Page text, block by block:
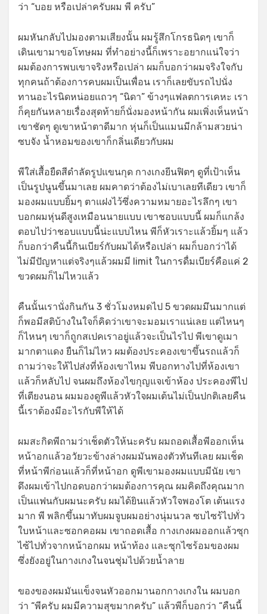
ว่า “บอย หรือเปล่าครับผม พี ครับ”
ผมหันกลับไปมองตามเสียงนั้น ผมรู้สึกโกรธนิดๆ เขาก็
เดินเขามาขอโทษผม ที่ทำอย่างนี้ก็เพราะอยากแน่ใจว่า
ผมต้องการพบเขาจริงหรือเปล่า ผมก็บอกว่าผมจริงใจกับ
ทุกคนถ้าต้องการคบผมเป็นเพื่อน เราก็เลยขับรถไปนั่ง
ทานอะไรนิดหน่อยแถวๆ “นิดา” ข้างๆแฟลตการเคหะ เรา
ก็คุยกันหลายเรื่องสุดท้ายก็นั่งมองหน้ากัน ผมเพิ่งเห็นหน้า
เขาชัดๆ ดูเขาหน้าตาดีมาก หุ่นก็เป็นแมนมีกล้ามสวยน่า
ซบจัง น้ำหอมของเขาก็กลิ่นเดียวกับผม
พีใส่เสื้อยืดสีดำลัดรูปแขนกุด กางเกงยีนฟิตๆ ดูที่เป้าเห็น
เป็นรูปนูนขึ้นมาเลย ผมคาดว่าต้องไม่เบาเลยทีเดียว เขาก็
มองผมแบบยิ้มๆ ตาแฝงไว้ซึ่งความหมายอะไรลึกๆ เขา
บอกผมหุ่นดีสูงเหมือนนายแบบ เขาชอบแบบนี้ ผมก็แกล้ง
ตอบไปว่าชอบแบบนี้น่ะแบบไหน พีก็หัวเราะแล้วยิ้มๆ แล้ว
ก็บอกว่าคืนนี้กินเบียร์กับผมได้หรือเปล่า ผมก็บอกว่าได้
ไม่มีปัญหาแต่จริงๆแล้วผมมี limit ในการดื่มเบียร์คือแค่ 2
ขวดผมก็ไม่ไหวแล้ว
คืนนั้นเรานั่งกินกัน 3 ชั่วโมงหมดไป 5 ขวดผมมึนมากแต่
ก็พอมีสติบ้างในใจก็คิดว่าเขาจะมอมเราแน่เลย แต่ไหนๆ
ก็ไหนๆ เขาก็ถูกสเปคเราอยู่แล้วจะเป็นไรไป พีเขาดูเมา
มากตาแดง ยืนก็ไม่ไหว ผมต้องประคองเขาขึ้นรถแล้วก็
ถามว่าจะให้ไปส่งที่ห้องเขาไหม พีบอกทางไปที่ห้องเขา
แล้วก็หลับไป จนผมถึงห้องไขกุญแจเข้าห้อง ประคองพีไป
ที่เตียงนอน ผมมองดูพีแล้วหัวใจผมเต้นไม่เป็นปกติเลยคืน
นี้เราต้องมีอะไรกับพีให้ได้
ผมสะกิดพีถามว่าเช็ดตัวให้นะครับ ผมถอดเสื้อพีออกเห็น
หน้าอกแล้วอวัยวะข้างล่างผมมันพองตัวทันทีเลย ผมเช็ด
ที่หน้าพีก่อนแล้วก็ที่หน้าอก ดูพีเขามองผมแบบมีนัย เขา
ดึงผมเข้าไปกอดบอกว่าผมต้องการคุณ ผมคิดถึงคุณมาก
เป็นแฟนกับผมนะครับ ผมได้ยินแล้วหัวใจพองโต เต้นแรง
มาก พี พลิกขึ้นมาทับผมจูบผมอย่างนุ่มนวล ซบไซร้ไปทั่ว
ใบหน้าและซอกคอผม เขาถอดเสื้อ กางเกงผมออกแล้วซุก
ไซ้ไปทั่วจากหน้าอกผม หน้าท้อง และซุกไซร้อมของผม
ซึ่งยังอยู่ในกางเกงในจนชุ่มไปด้วยน้ำลาย
ของของผมมันแข็งจนหัวออกมานอกกางเกงใน ผมบอก
ว่า “พีครับ ผมมีความสุขมากครับ” แล้วพีก็บอกว่า “คืนนี้